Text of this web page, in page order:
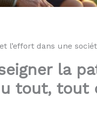
l’effort dans une
la
tout, tout